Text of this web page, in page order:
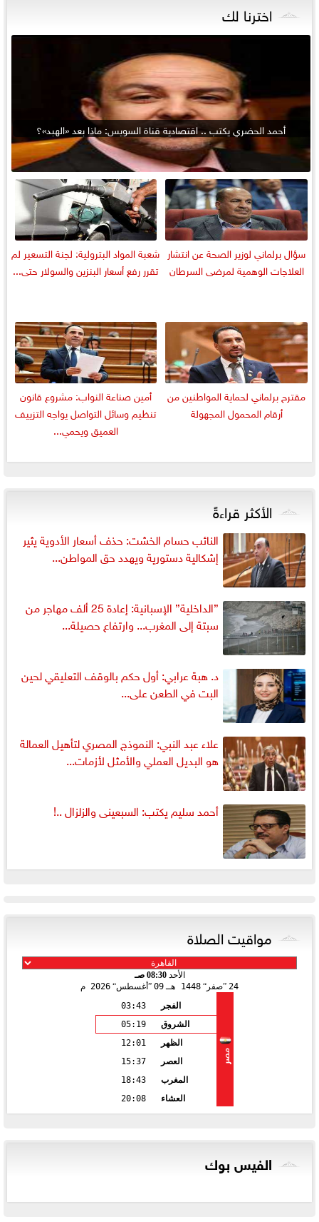
اخترنا لك
أحمد الحضري يكتب .. اقتصادية قناة السويس: ماذا بعد «الهبد»؟
سؤال برلماني لوزير الصحة عن انتشار
العلاجات الوهمية لمرضى السرطان
شعبة المواد البترولية: لجنة التسعير لم
تقرر رفع أسعار البنزين والسولار حتى...
مقترح برلماني لحماية المواطنين من
أرقام المحمول المجهولة
أمين صناعة النواب: مشروع قانون
تنظيم وسائل التواصل يواجه التزييف
العميق ويحمي...
الأكثر قراءةً
النائب حسام الخشت: حذف أسعار الأدوية يثير
إشكالية دستورية ويهدد حق المواطن...
”الداخلية” الإسبانية: إعادة 25 ألف مهاجر من
سبتة إلى المغرب... وارتفاع حصيلة...
د. هبة عرابي: أول حكم بالوقف التعليقي لحين
البت في الطعن على...
علاء عبد النبي: النموذج المصري لتأهيل العمالة
هو البديل العملي والأمثل لأزمات...
أحمد سليم يكتب: السبعينى والزلزال ..!
مواقيت الصلاة
الأحد08:30 صـ
24 صفر 1448 هـ 09 أغسطس 2026 م
مصر
الفجر
03:43
الشروق
05:19
الظهر
12:01
العصر
15:37
المغرب
18:43
العشاء
20:08
الفيس بوك